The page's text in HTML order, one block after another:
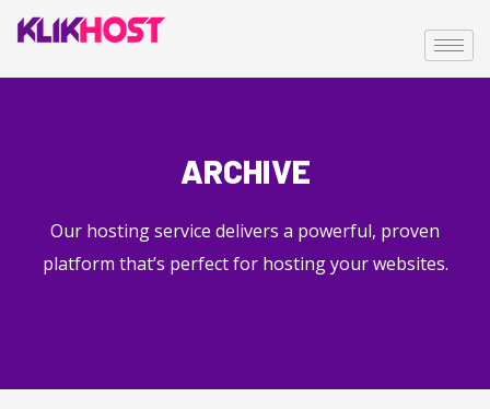
ARCHIVE
Our hosting service delivers a powerful, proven
platform that’s perfect for hosting your websites.